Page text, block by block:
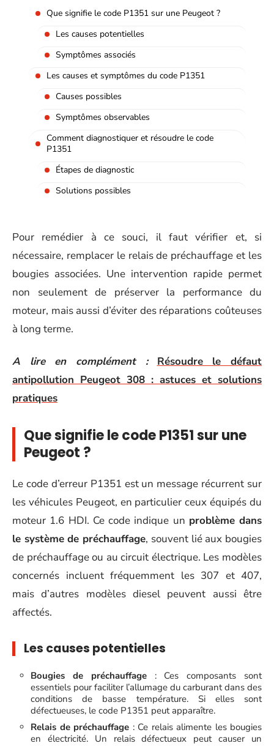
Que signifie le code P1351 sur une Peugeot ?
Les causes potentielles
Symptômes associés
Les causes et symptômes du code P1351
Causes possibles
Symptômes observables
Comment diagnostiquer et résoudre le code
P1351
Étapes de diagnostic
Solutions possibles
Pour remédier à ce souci, il faut vérifier et, si
nécessaire, remplacer le relais de préchauffage et les
bougies associées. Une intervention rapide permet
non seulement de préserver la performance du
moteur, mais aussi d’éviter des réparations coûteuses
à long terme.
A lire en complément :
Résoudre le défaut
antipollution Peugeot 308 : astuces et solutions
pratiques
Que signifie le code P1351 sur une
Peugeot ?
Le code d’erreur P1351 est un message récurrent sur
les véhicules Peugeot, en particulier ceux équipés du
moteur 1.6 HDI. Ce code indique un problème dans
le système de préchauffage, souvent lié aux bougies
de préchauffage ou au circuit électrique. Les modèles
concernés incluent fréquemment les 307 et 407,
mais d’autres modèles diesel peuvent aussi être
affectés.
Les causes potentielles
Bougies de préchauffage: Ces composants sont
essentiels pour faciliter l’allumage du carburant dans des
conditions de basse température. Si elles sont
défectueuses, le code P1351 peut apparaître.
Relais de préchauffage : Ce relais alimente les bougies
en électricité. Un relais défectueux peut causer un